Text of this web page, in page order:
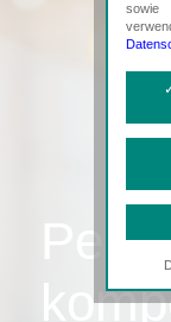
sowie